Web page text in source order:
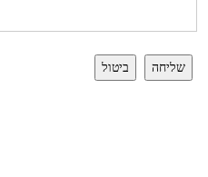
שליחה ביטול